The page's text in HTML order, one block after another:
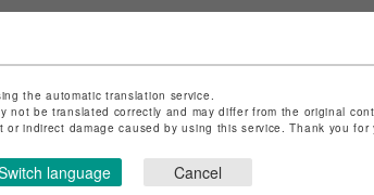
令に基づく表記はこちら
せはこちら
the automatic translation service.
not be translated correctly and may differ from the original
indirect damage caused by using this service. Thank you
language Cancel